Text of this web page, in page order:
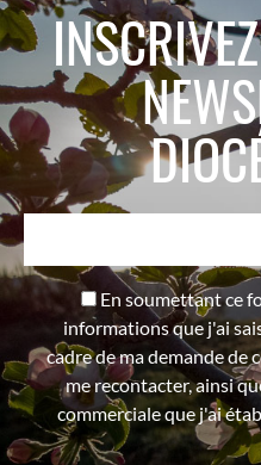
En soumettant ce
informations que j'ai
cadre de ma demande
me recontacter, ainsi
commerciale que j'ai